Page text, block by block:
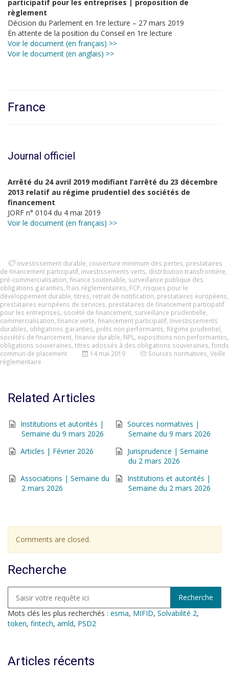
participatif pour les entreprises | proposition de
règlement
Décision du Parlement en 1re lecture – 27 mars 2019
En attente de la position du Conseil en 1re lecture
Voir le document (en français) >>
Voir le document (en anglais) >>
France
Journal officiel
Arrêté du 24 avril 2019 modifiant l’arrêté du 23 décembre
2013 relatif au régime prudentiel des sociétés de
financement
JORF n° 0104 du 4 mai 2019
Voir le document (en français) >>
investissement durable couverture minimum des pertes prestataires
de financement participatif investissements verts distribution transfrontière
pré-commercialisation finance soutenable surveillance publique des
obligations garanties frais réglementaires FCP risques pour le
développement durable titres retrait de notification prestataires européens
prestataires européens de services prestataires de financement participatif
pour les entreprises société de financement surveillance prudentielle
commercialisation finance verte financement participatif Investissements
durables obligations garanties prêts non performants Régime prudentiel
sociétés de financement finance durable NPL expositions non performantes
obligations souveraines titres adossés à des obligations souveraines fonds
commun de placement
14 mai 2019 Sources normatives Veille
réglementaire
Related Articles
Institutions et autorités |
Semaine du 9 mars 2026
Sources normatives |
Semaine du 9 mars 2026
Articles | Février 2026
Jurisprudence | Semaine
du 2 mars 2026
Associations | Semaine du
2 mars 2026
Institutions et autorités |
Semaine du 2 mars 2026
Comments are closed.
Recherche
Mots clés les plus recherchés : esma, MIFID, Solvabilité 2,
token, fintech, amld, PSD2
Articles récents